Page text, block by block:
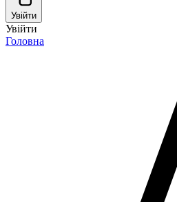
Увійти
Увійти
Головна